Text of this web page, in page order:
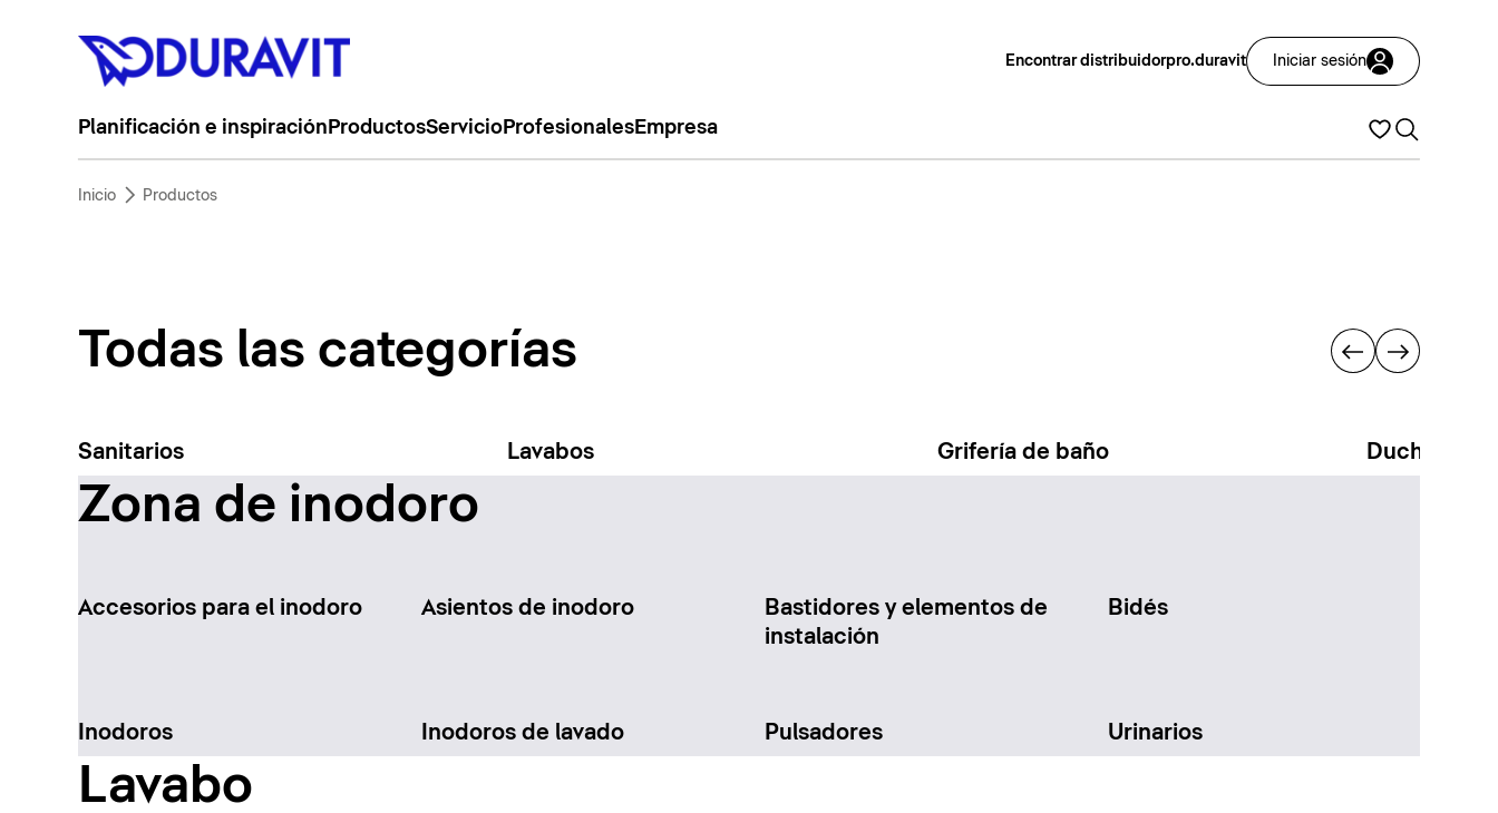
Encontrar distribuidorpro.duravit Iniciar sesión
Planificación e inspiración ProductosServicioProfesionalesEmpresa
Inicio Productos
Todas las categorías
Sanitarios Lavabos Grifería de baño Duchas
Zona de inodoro
Accesorios para el inodoro Asientos de inodoro
Bastidores y elementos de
instalación
Bidés
Inodoros Inodoros de lavado Pulsadores Urinarios
Lavabo